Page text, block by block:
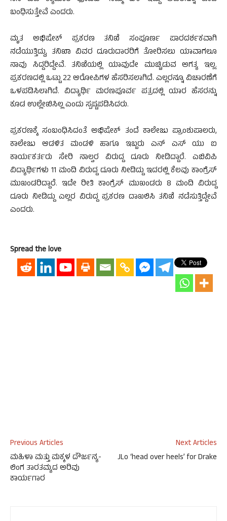
ಬಂಧಿಸುತ್ತೇವೆ ಎಂದರು.
ಮೃತ ಅಭಿಷೇಕ್ ಪ್ರಕರಣ ತನಿಖೆ ಸಂಪೂರ್ಣ ಪಾರದರ್ಶಕವಾಗಿ
ನಡೆಯುತ್ತಿದ್ದು, ತನಿಖಾ ವಿವರ ದೂರುದಾರರಿಗೆ ತೋರಿಸಲು ಯಾವಾಗಲೂ
ನಾವು ಸಿದ್ದರಿದ್ದೇವೆ. ತನಿಖೆಯಲ್ಲಿ ಯಾವುದೇ ಮುಚ್ಚಿಡುವ ಅಗತ್ಯ ಇಲ್ಲ.
ಪ್ರಕರಣದಲ್ಲಿ ಒಟ್ಟು 22 ಆರೋಪಿಗಳ ಹೆಸರಿಸಲಾಗಿದೆ. ಎಲ್ಲರನ್ನೂ ವಿಚಾರಣೆಗೆ
ಒಳಪಡಿಸಿಲಾಗಿದೆ. ವಿದ್ಯಾರ್ಥಿ ಮರಣಪೂರ್ವ ಪತ್ರದಲ್ಲಿ ಯಾರ ಹೆಸರನ್ನು
ಕೂಡ ಉಲ್ಲೇಖಿಸಿಲ್ಲ ಎಂದು ಸ್ಪಷ್ಟಪಡಿಸಿದರು.
ಪ್ರಕರಣಕ್ಕೆ ಸಂಬಂಧಿಸಿದಂತೆ ಅಭಿಷೇಕ್ ತಂದೆ ಕಾಲೇಜು ಪ್ರಾಂಶುಪಾಲರು,
ಕಾಲೇಜು ಆಡಳಿತ ಮಂಡಳಿ ಹಾಗೂ ಇಬ್ಬರು ಎನ್ ಎಸ್ ಯು ಐ
ಕಾರ್ಯಕರ್ತರು ಸೇರಿ ನಾಲ್ವರ ವಿರುದ್ದ ದೂರು ನೀಡಿದ್ದಾರೆ. ಎಬಿವಿಪಿ
ವಿದ್ಯಾರ್ಥಿಗಳು 11 ಮಂದಿ ವಿರುದ್ದ ದೂರು ನೀಡಿದ್ದು ಇದರಲ್ಲಿ ಕೆಲವು ಕಾಂಗ್ರೆಸ್
ಮುಖಂಡರಿದ್ದಾರೆ. ಇದೇ ರೀತಿ ಕಾಂಗ್ರೆಸ್ ಮುಖಂಡರು 8 ಮಂದಿ ವಿರುದ್ದ
ದೂರು ನೀಡಿದ್ದು ಎಲ್ಲರ ವಿರುದ್ದ ಪ್ರಕರಣ ದಾಖಲಿಸಿ ತನಿಖೆ ನಡೆಸುತ್ತಿದ್ದೇವೆ
ಎಂದರು.
Spread the love
Previous Articles
ಮಹಿಳಾ ಮತ್ತು ಮಕ್ಕಳ ದೌರ್ಜನ್ಯ-
ಲಿಂಗ ತಾರತಮ್ಯದ ಅರಿವು
ಕಾರ್ಯಗಾರ
Next Articles
JLo ‘head over heels’ for Drake